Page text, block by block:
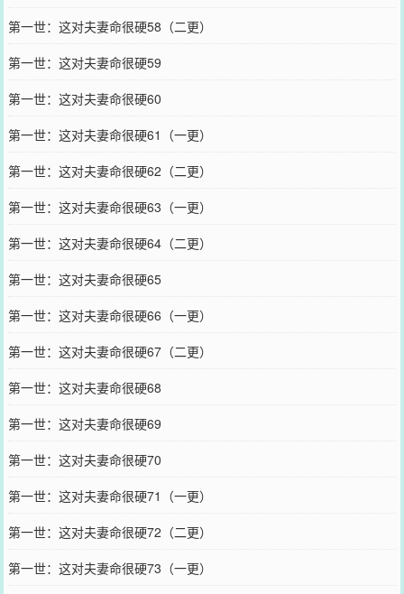
第一世：这对夫妻命很硬58（二更）
第一世：这对夫妻命很硬59
第一世：这对夫妻命很硬60
第一世：这对夫妻命很硬61（一更）
第一世：这对夫妻命很硬62（二更）
第一世：这对夫妻命很硬63（一更）
第一世：这对夫妻命很硬64（二更）
第一世：这对夫妻命很硬65
第一世：这对夫妻命很硬66（一更）
第一世：这对夫妻命很硬67（二更）
第一世：这对夫妻命很硬68
第一世：这对夫妻命很硬69
第一世：这对夫妻命很硬70
第一世：这对夫妻命很硬71（一更）
第一世：这对夫妻命很硬72（二更）
第一世：这对夫妻命很硬73（一更）